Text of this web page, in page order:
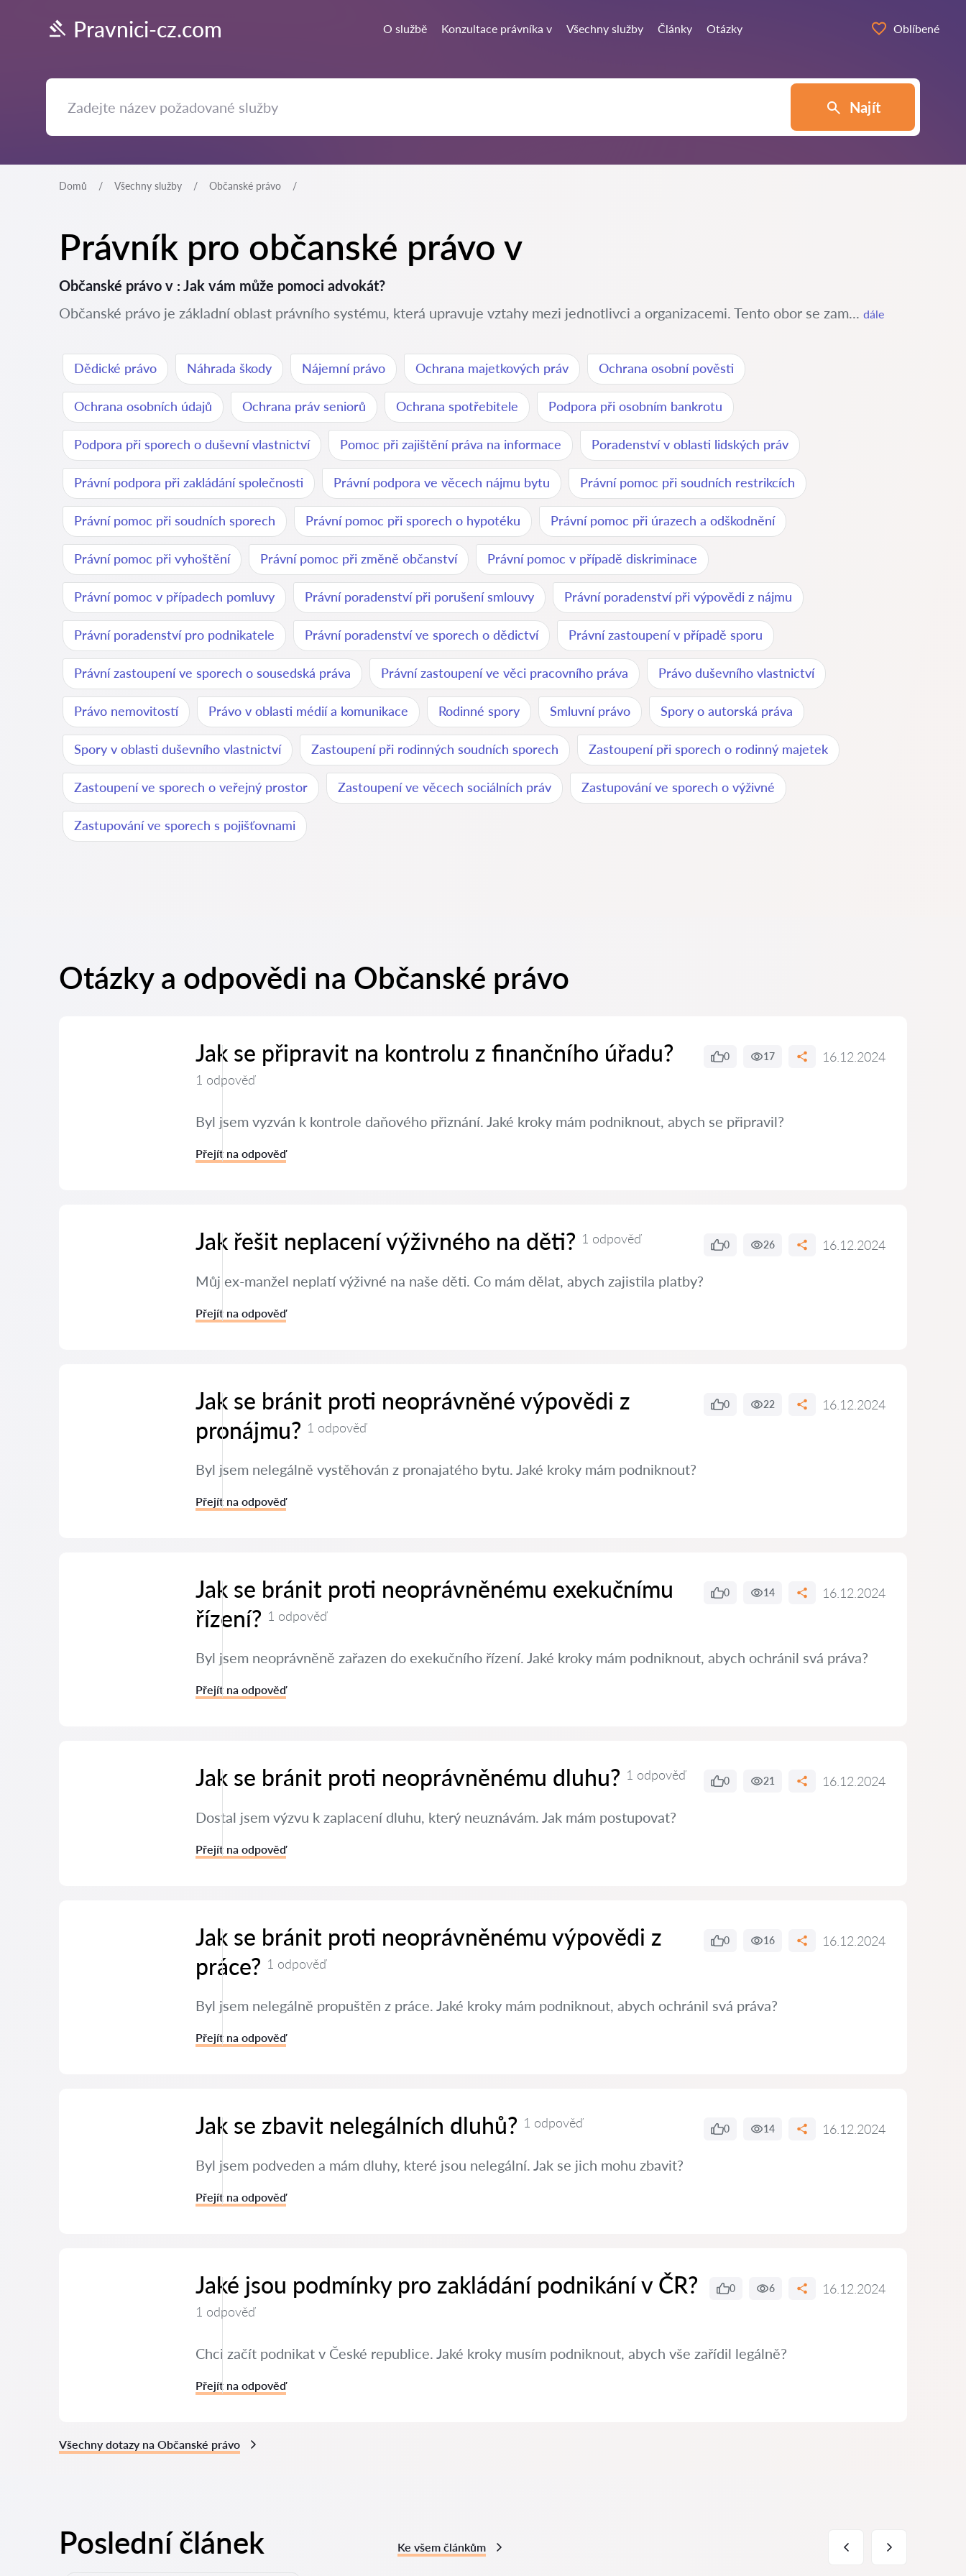
Pravnici-cz.com O službě Konzultace právníka v Všechny služby Články Otázky Oblíbené
Najít
Domů Všechny služby Občanské právo
Právník pro občanské právo v
Občanské právo v : Jak vám může pomoci advokát?
Občanské právo je základní oblast právního systému, která upravuje vztahy mezi jednotlivci a organizacemi. Tento obor se zam... dále
Dědické právo Náhrada škody Nájemní právo Ochrana majetkových práv Ochrana osobní pověsti
Ochrana osobních údajů Ochrana práv seniorů Ochrana spotřebitele Podpora při osobním bankrotu
Podpora při sporech o duševní vlastnictví Pomoc při zajištění práva na informace Poradenství v oblasti lidských práv
Právní podpora při zakládání společnosti Právní podpora ve věcech nájmu bytu Právní pomoc při soudních restrikcích
Právní pomoc při soudních sporech Právní pomoc při sporech o hypotéku Právní pomoc při úrazech a odškodnění
Právní pomoc při vyhoštění Právní pomoc při změně občanství Právní pomoc v případě diskriminace
Právní pomoc v případech pomluvy Právní poradenství při porušení smlouvy Právní poradenství při výpovědi z nájmu
Právní poradenství pro podnikatele Právní poradenství ve sporech o dědictví Právní zastoupení v případě sporu
Právní zastoupení ve sporech o sousedská práva Právní zastoupení ve věci pracovního práva Právo duševního vlastnictví
Právo nemovitostí Právo v oblasti médií a komunikace Rodinné spory Smluvní právo Spory o autorská práva
Spory v oblasti duševního vlastnictví Zastoupení při rodinných soudních sporech Zastoupení při sporech o rodinný majetek
Zastoupení ve sporech o veřejný prostor Zastoupení ve věcech sociálních práv Zastupování ve sporech o výživné
Zastupování ve sporech s pojišťovnami
Otázky a odpovědi na Občanské právo
Jak se připravit na kontrolu z finančního úřadu?
1 odpověď
0 17 16.12.2024
Byl jsem vyzván k kontrole daňového přiznání. Jaké kroky mám podniknout, abych se připravil?
Přejít na odpověď
Jak řešit neplacení výživného na děti? 1 odpověď 0 26 16.12.2024
Můj ex-manžel neplatí výživné na naše děti. Co mám dělat, abych zajistila platby?
Přejít na odpověď
Jak se bránit proti neoprávněné výpovědi z
pronájmu? 1 odpověď
0 22 16.12.2024
Byl jsem nelegálně vystěhován z pronajatého bytu. Jaké kroky mám podniknout?
Přejít na odpověď
Jak se bránit proti neoprávněnému exekučnímu
řízení? 1 odpověď
0 14 16.12.2024
Byl jsem neoprávněně zařazen do exekučního řízení. Jaké kroky mám podniknout, abych ochránil svá práva?
Přejít na odpověď
Jak se bránit proti neoprávněnému dluhu? 1 odpověď 0 21 16.12.2024
Dostal jsem výzvu k zaplacení dluhu, který neuznávám. Jak mám postupovat?
Přejít na odpověď
Jak se bránit proti neoprávněnému výpovědi z
práce? 1 odpověď
0 16 16.12.2024
Byl jsem nelegálně propuštěn z práce. Jaké kroky mám podniknout, abych ochránil svá práva?
Přejít na odpověď
Jak se zbavit nelegálních dluhů? 1 odpověď 0 14 16.12.2024
Byl jsem podveden a mám dluhy, které jsou nelegální. Jak se jich mohu zbavit?
Přejít na odpověď
Jaké jsou podmínky pro zakládání podnikání v ČR?
1 odpověď
0 6 16.12.2024
Chci začít podnikat v České republice. Jaké kroky musím podniknout, abych vše zařídil legálně?
Přejít na odpověď
Všechny dotazy na Občanské právo
Poslední článek Ke všem článkům